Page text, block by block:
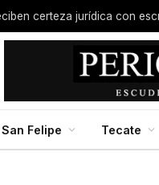
San Felipe Tecate